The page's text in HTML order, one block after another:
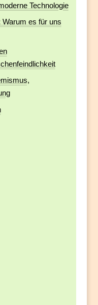
Technologie
Warum es für uns